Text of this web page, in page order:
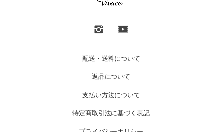
配送・送料について
返品について
支払い方法について
特定商取引法に基づく表記